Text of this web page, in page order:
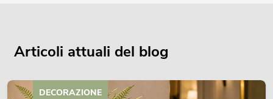
Articoli attuali del blog
DECORAZIONE